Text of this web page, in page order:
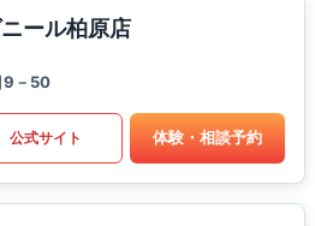
ール柏原店
9－50
公式サイト 体験・相談予約